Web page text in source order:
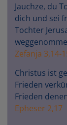
Jauchze, du
dich und sei
Tochter
Zefanja 3,14-
Christus ist
Frieden
Frieden
Epheser 2,17